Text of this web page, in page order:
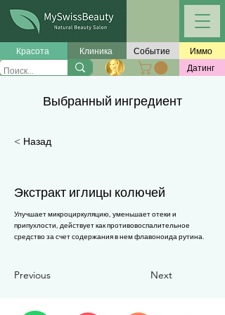
Красота Клиника Событие
Иммо
Датинг
Выбранный ингредиент
< Назад
Экстракт иглицы колючей
Улучшает микроциркуляцию, уменьшает отеки и
припухлости, действует как противовоспалительное
средство за счет содержания в нем флавоноида рутина.
Previous Next